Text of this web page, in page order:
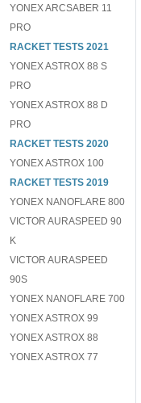
YONEX ARCSABER 11
PRO
RACKET TESTS 2021
YONEX ASTROX 88 S
PRO
YONEX ASTROX 88 D
PRO
RACKET TESTS 2020
YONEX ASTROX 100
RACKET TESTS 2019
YONEX NANOFLARE 800
VICTOR AURASPEED 90
K
VICTOR AURASPEED
90S
YONEX NANOFLARE 700
YONEX ASTROX 99
YONEX ASTROX 88
YONEX ASTROX 77